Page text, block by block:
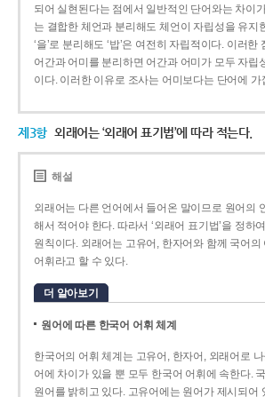
되어 실현된다는 점에서 일반적인 단어와는 차이
는 결합한 체언과 분리해도 체언이 자립성을 유지한
‘을’로 분리해도 ‘밥’은 여전히 자립적이다. 이러한
어간과 어미를 분리하면 어간과 어미가 모두 자립
이다. 이러한 이유로 조사는 어미보다는 단어에 가
제3항 외래어는 ‘외래어 표기법’에 따라 적는다.
해설
외래어는 다른 언어에서 들어온 말이므로 원어의
해서 적어야 한다. 따라서 ‘외래어 표기법’을 정하
원칙이다. 외래어는 고유어, 한자어와 함께 국어
어휘라고 할 수 있다.
더 알아보기
원어에 따른 한국어 어휘 체계
한국어의 어휘 체계는 고유어, 한자어, 외래어로
어에 차이가 있을 뿐 모두 한국어 어휘에 속한다.
원어를 밝히고 있다. 고유어에는 원어가 제시되어